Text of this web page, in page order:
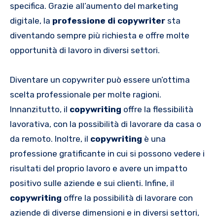
specifica. Grazie all’aumento del marketing
digitale, la professione di copywriter sta
diventando sempre più richiesta e offre molte
opportunità di lavoro in diversi settori.
Diventare un copywriter può essere un’ottima
scelta professionale per molte ragioni.
Innanzitutto, il copywriting offre la flessibilità
lavorativa, con la possibilità di lavorare da casa o
da remoto. Inoltre, il copywriting è una
professione gratificante in cui si possono vedere i
risultati del proprio lavoro e avere un impatto
positivo sulle aziende e sui clienti. Infine, il
copywriting offre la possibilità di lavorare con
aziende di diverse dimensioni e in diversi settori,